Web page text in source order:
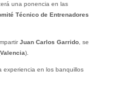
una ponencia en las
Técnico de Entrenadores
Juan Carlos Garrido, se
Valencia).
en los banquillos